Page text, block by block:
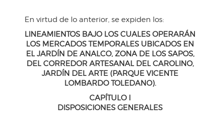
En virtud de lo anterior, se expiden los:
LINEAMIENTOS BAJO LOS CUALES OPERARÁN
LOS MERCADOS TEMPORALES UBICADOS EN
EL JARDÍN DE ANALCO, ZONA DE LOS SAPOS,
DEL CORREDOR ARTESANAL DEL CAROLINO,
JARDÍN DEL ARTE (PARQUE VICENTE
LOMBARDO TOLEDANO).
CAPÍTULO I
DISPOSICIONES GENERALES